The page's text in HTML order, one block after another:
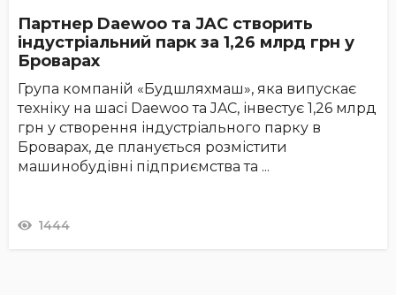
Партнер Daewoo та JAC створить
індустріальний парк за 1,26 млрд грн у
Броварах
Група компаній «Будшляхмаш», яка випускає
техніку на шасі Daewoo та JAC, інвестує 1,26 млрд
грн у створення індустріального парку в
Броварах, де планується розмістити
машинобудівні підприємства та ...
1444